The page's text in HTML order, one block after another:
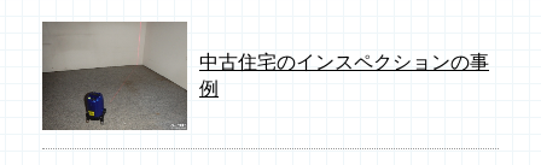
中古住宅のインスペクションの事
例